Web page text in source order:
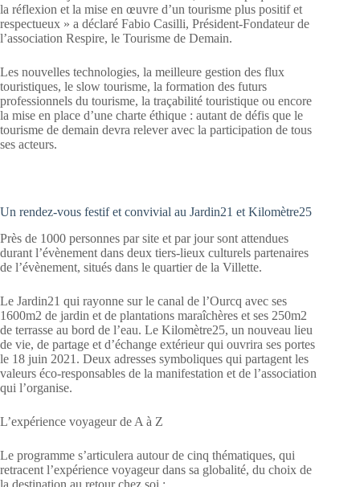
la réflexion et la mise en œuvre d’un tourisme plus positif et
respectueux » a déclaré Fabio Casilli, Président-Fondateur de
l’association Respire, le Tourisme de Demain.
Les nouvelles technologies, la meilleure gestion des flux
touristiques, le slow tourisme, la formation des futurs
professionnels du tourisme, la traçabilité touristique ou encore
la mise en place d’une charte éthique : autant de défis que le
tourisme de demain devra relever avec la participation de tous
ses acteurs.
Un rendez-vous festif et convivial au Jardin21 et Kilomètre25
Près de 1000 personnes par site et par jour sont attendues
durant l’évènement dans deux tiers-lieux culturels partenaires
de l’évènement, situés dans le quartier de la Villette.
Le Jardin21 qui rayonne sur le canal de l’Ourcq avec ses
1600m2 de jardin et de plantations maraîchères et ses 250m2
de terrasse au bord de l’eau. Le Kilomètre25, un nouveau lieu
de vie, de partage et d’échange extérieur qui ouvrira ses portes
le 18 juin 2021. Deux adresses symboliques qui partagent les
valeurs éco-responsables de la manifestation et de l’association
qui l’organise.
L’expérience voyageur de A à Z
Le programme s’articulera autour de cinq thématiques, qui
retracent l’expérience voyageur dans sa globalité, du choix de
la destination au retour chez soi :